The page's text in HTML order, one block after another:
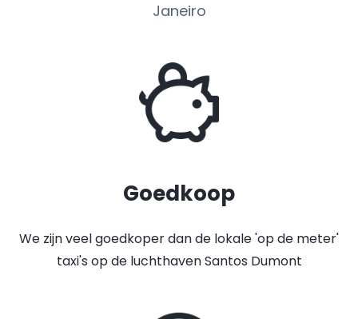
Janeiro
Goedkoop
We zijn veel goedkoper dan de lokale 'op de meter'
taxi's op de luchthaven Santos Dumont